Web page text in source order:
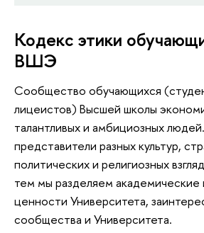
Кодекс этики
ВШЭ
Сообщество обучающихся
лицеистов) Высшей школы
талантливых и амбициозных
представители разных культур,
политических и религиозных
тем мы разделяем академические
ценности Университета,
сообщества и Университета.